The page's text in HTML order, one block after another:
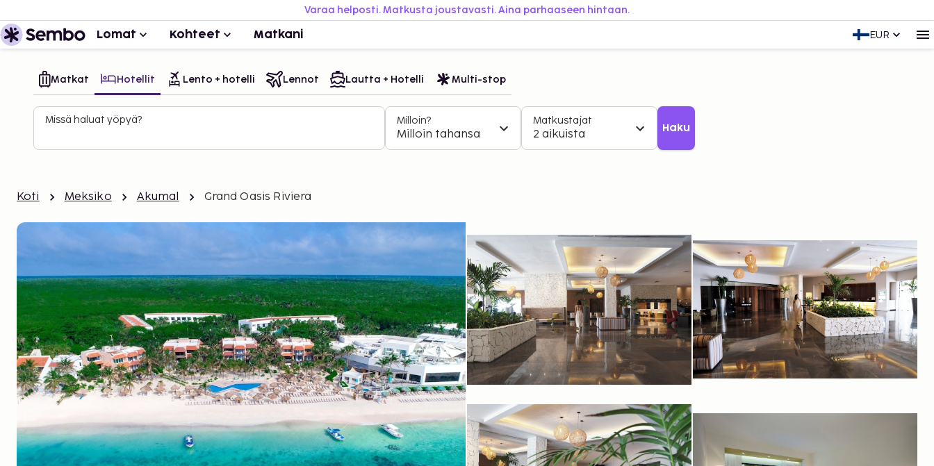
Varaa helposti. Matkusta joustavasti. Aina parhaaseen hintaan.
Lomat Kohteet Matkani EUR
Matkat Hotellit Lento + hotelli Lennot Lautta + Hotelli Multi-stop
Missä haluat yöpyä? Milloin?
Milloin tahansa
Matkustajat
2 aikuista Haku
Koti Meksiko Akumal Grand Oasis Riviera